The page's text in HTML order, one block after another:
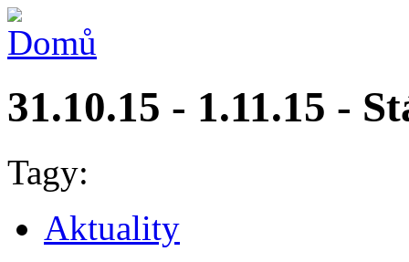
31.10.15 - 1.11.15 -
Tagy:
Aktuality